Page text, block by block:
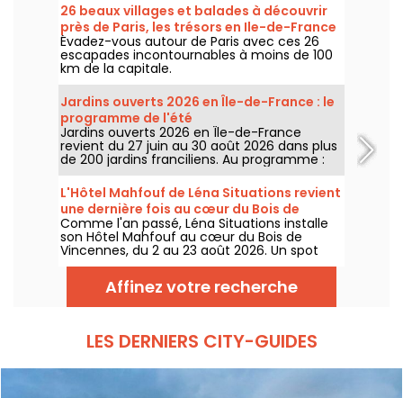
26 beaux villages et balades à découvrir
près de Paris, les trésors en Ile-de-France
Évadez-vous autour de Paris avec ces 26
escapades incontournables à moins de 100
km de la capitale.
Jardins ouverts 2026 en Île-de-France : le
programme de l'été
Jardins ouverts 2026 en Île-de-France
revient du 27 juin au 30 août 2026 dans plus
de 200 jardins franciliens. Au programme :
concerts, spectacles, visites, ateliers et
installations artistiques.
L'Hôtel Mahfouf de Léna Situations revient
une dernière fois au cœur du Bois de
Vincennes
Comme l'an passé, Léna Situations installe
son Hôtel Mahfouf au cœur du Bois de
Vincennes, du 2 au 23 août 2026. Un spot
chill et estival, entre vlogs d'août, shopping,
gourmandises végé et détente, avec un
goût de nostalgie.
Affinez votre recherche
LES DERNIERS CITY-GUIDES